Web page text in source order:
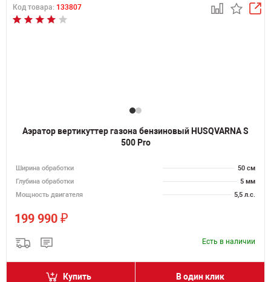
Код товара: 133807
Аэратор вертикуттер газона бензиновый HUSQVARNA S
500 Pro
Ширина обработки
50 см
Глубина обработки
5 мм
Мощность двигателя
5,5 л.с.
199 990 ₽
Есть в наличии
Купить В один клик